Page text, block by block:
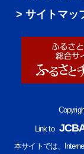
サイトマッ
Link to
本サイトでは、